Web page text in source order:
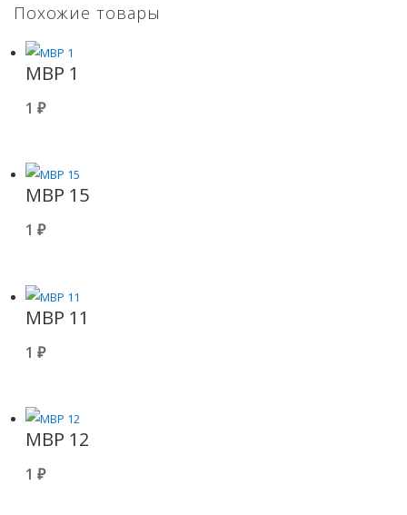
Похожие товары
МВР 1
1 ₽
МВР 15
1 ₽
МВР 11
1 ₽
МВР 12
1 ₽